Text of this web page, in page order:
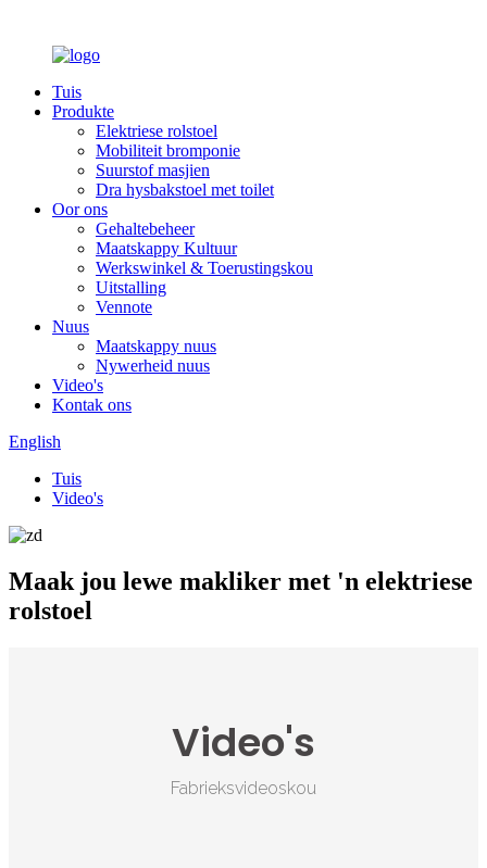
Tuis
Produkte
Elektriese rolstoel
Mobiliteit bromponie
Suurstof masjien
Dra hysbakstoel met toilet
Oor ons
Gehaltebeheer
Maatskappy Kultuur
Werkswinkel & Toerustingskou
Uitstalling
Vennote
Nuus
Maatskappy nuus
Nywerheid nuus
Video's
Kontak ons
English
Tuis
Video's
Maak jou lewe makliker met 'n elektriese
rolstoel
Video's
Fabrieksvideoskou